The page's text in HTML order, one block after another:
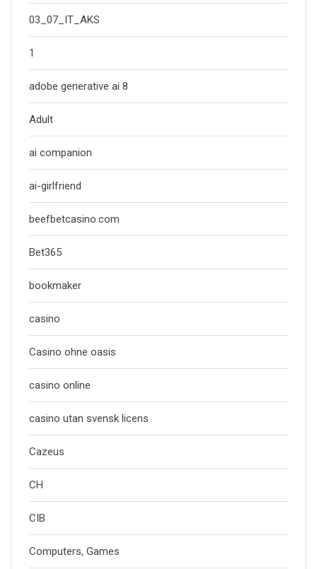
03_07_IT_AKS
1
adobe generative ai 8
Adult
ai companion
ai-girlfriend
beefbetcasino.com
Bet365
bookmaker
casino
Casino ohne oasis
casino online
casino utan svensk licens
Cazeus
CH
CIB
Computers, Games